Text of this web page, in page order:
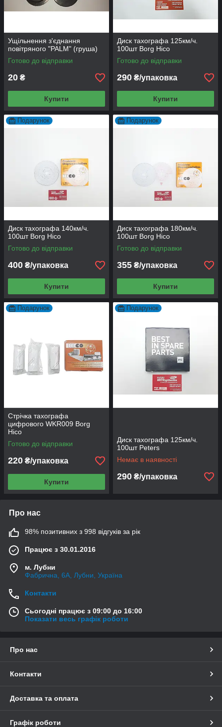
Ущільнення з'єднання
повітряного "PALM" (груша)
Готово до відправки
20 ₴
Купити
Диск тахографа 125км/ч.
100шт Borg Hico
Готово до відправки
290 ₴/упаковка
Купити
Подарунок
Диск тахографа 140км/ч.
100шт Borg Hico
Готово до відправки
400 ₴/упаковка
Купити
Подарунок
Диск тахографа 180км/ч.
100шт Borg Hico
Готово до відправки
355 ₴/упаковка
Купити
Подарунок
Стрічка тахографа
цифрового WKR009 Borg
Hico
Готово до відправки
220 ₴/упаковка
Купити
Подарунок
Диск тахографа 125км/ч.
100шт Peters
Немає в наявності
290 ₴/упаковка
Про нас
98% позитивних з 998 відгуків за рік
Працює з 30.01.2016
м. Лубни
Фабрична, 6А, Лубни, Україна
Контакти
Сьогодні працює з 09:00 до 16:00
Показати весь графік роботи
Про нас
Контакти
Доставка та оплата
Графік роботи